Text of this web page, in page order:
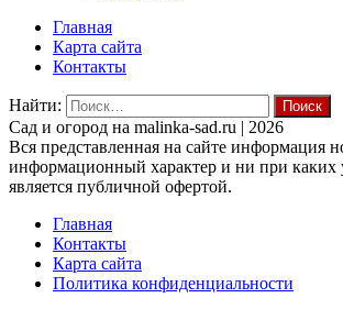
Главная
Карта сайта
Контакты
Найти:
Cад и огород на malinka-sad.ru | 2026
Вся представленная на сайте информация
информационный характер и ни при каких
является публичной офертой.
Главная
Контакты
Карта сайта
Политика конфиденциальности